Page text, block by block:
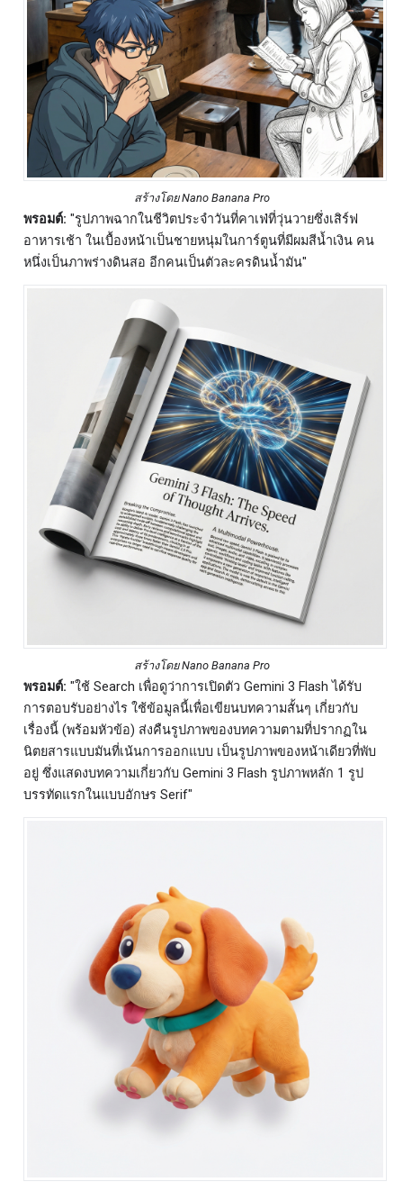
สร้างโดย Nano Banana Pro
พรอมต์: "รูปภาพฉากในชีวิตประจำวันที่คาเฟ่ที่วุ่นวายซึ่งเสิร์ฟ
อาหารเช้า ในเบื้องหน้าเป็นชายหนุ่มในการ์ตูนที่มีผมสีน้ำเงิน คน
หนึ่งเป็นภาพร่างดินสอ อีกคนเป็นตัวละครดินน้ำมัน"
สร้างโดย Nano Banana Pro
พรอมต์: "ใช้ Search เพื่อดูว่าการเปิดตัว Gemini 3 Flash ได้รับ
การตอบรับอย่างไร ใช้ข้อมูลนี้เพื่อเขียนบทความสั้นๆ เกี่ยวกับ
เรื่องนี้ (พร้อมหัวข้อ) ส่งคืนรูปภาพของบทความตามที่ปรากฏใน
นิตยสารแบบมันที่เน้นการออกแบบ เป็นรูปภาพของหน้าเดียวที่พับ
อยู่ ซึ่งแสดงบทความเกี่ยวกับ Gemini 3 Flash รูปภาพหลัก 1 รูป
บรรทัดแรกในแบบอักษร Serif"